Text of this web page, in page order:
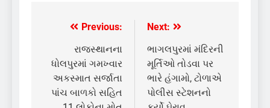
Post
navigation
Previous:
રાજસ્થાનના
ધોલપુરમાં ગમખ્વાર
અકસ્માત સર્જાતા
પાંચ બાળકો સહિત
Next:
ભાગલપુરમાં મંદિરની
મૂર્તિઓ તોડવા પર
ભારે હંગામો, ટોળાએ
પોલીસ સ્ટેશનનો